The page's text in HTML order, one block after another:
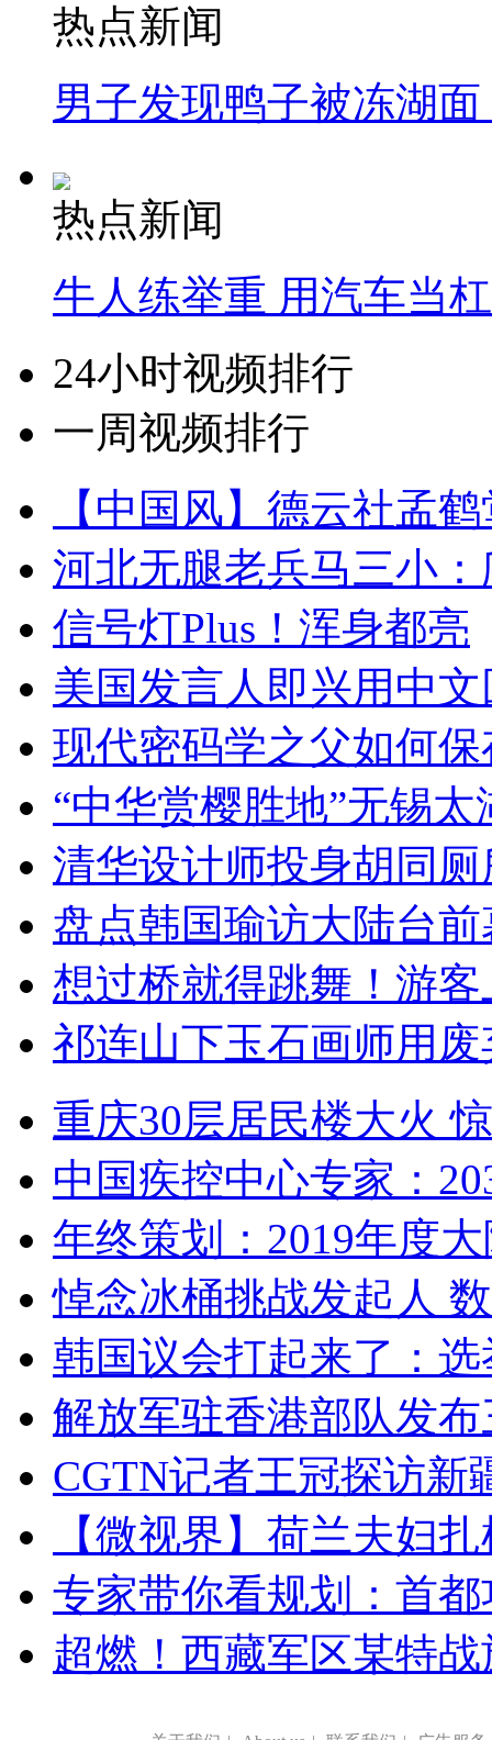
热点新闻
男子发现鸭子被冻湖
热点新闻
牛人练举重 用汽车当
24小时视频排行
一周视频排行
【中国风】德云社孟
河北无腿老兵马三小
信号灯Plus！浑身都亮
美国发言人即兴用中
现代密码学之父如何
“中华赏樱胜地”无锡
清华设计师投身胡同
盘点韩国瑜访大陆台
想过桥就得跳舞！游客
祁连山下玉石画师用
重庆30层居民楼大火
中国疾控中心专家：
年终策划：2019年度
悼念冰桶挑战发起人
韩国议会打起来了：
解放军驻香港部队发
CGTN记者王冠探访新
【微视界】荷兰夫妇
专家带你看规划：首
超燃！西藏军区某特